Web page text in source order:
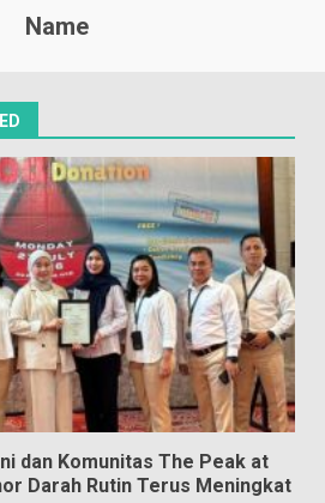
Name
dan Komunitas The Peak at
Darah Rutin Terus Meningkat